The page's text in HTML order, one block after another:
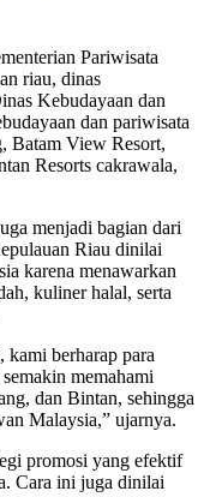
Pariwisata
riau, dinas
Kebudayaan dan
dan pariwisata
Batam View Resort,
Resorts cakrawala,
menjadi bagian dari
Riau dinilai
karena menawarkan
kuliner halal, serta
kami berharap para
memahami
dan Bintan, sehingga
Malaysia,” ujarnya.
promosi yang efektif
Cara ini juga dinilai